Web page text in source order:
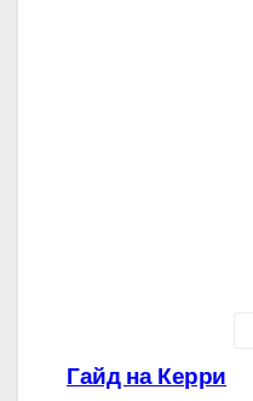
Навигация
Гайд на Керри